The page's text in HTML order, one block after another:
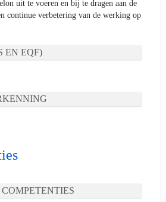
uit te voeren en bij te dragen aan de
continue verbetering van de werking op
EN EQF)